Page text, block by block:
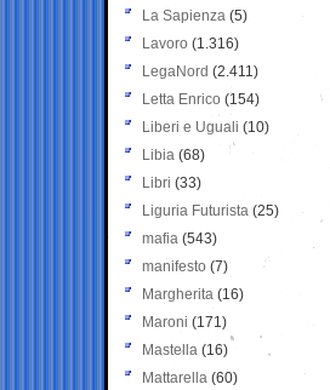
La Sapienza (5)
Lavoro (1.316)
LegaNord (2.411)
Letta Enrico (154)
Liberi e Uguali (10)
Libia (68)
Libri (33)
Liguria Futurista (25)
mafia (543)
manifesto (7)
Margherita (16)
Maroni (171)
Mastella (16)
Mattarella (60)